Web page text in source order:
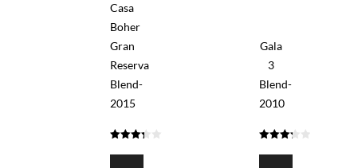
Casa
Boher
Gran
Reserva
Blend-
2015
Gala
3
Blend-
2010